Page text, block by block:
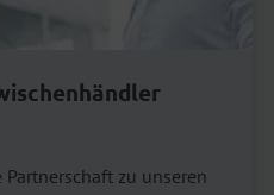
zu unseren